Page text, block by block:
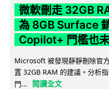
微軟刪走 32GB
為 8GB Surface
Copilot+ 門檻也
Microsoft 被發現靜靜刪除官
置 32GB RAM 的建議。分析
門...
閱讀全文